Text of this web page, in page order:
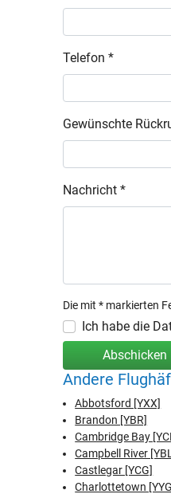
Telefon *
Gewünschte
Nachricht *
Die mit * markierten
Ich habe die
Abschicken
Andere
Abbotsford [YXX]
Brandon [YBR]
Cambridge Bay
Campbell River
Castlegar [YCG]
Charlottetown